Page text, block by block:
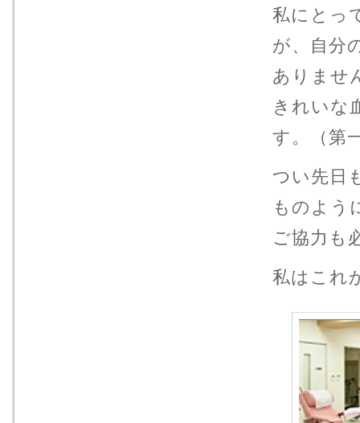
私にとっ
が、自分
ありませ
きれいな
す。（第
つい先日
ものよう
ご協力も
私はこれ